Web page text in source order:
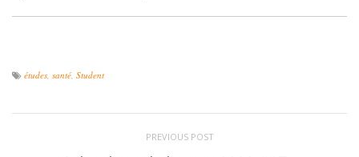
études santé Student
PREVIOUS POST